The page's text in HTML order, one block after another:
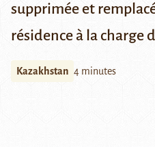
supprimée et
résidence à la charge
Kazakhstan 4 minutes